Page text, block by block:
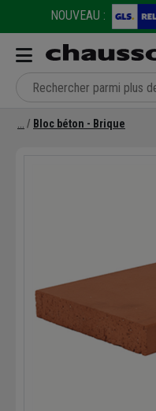
NOUVEAU :
Bloc béton - Brique